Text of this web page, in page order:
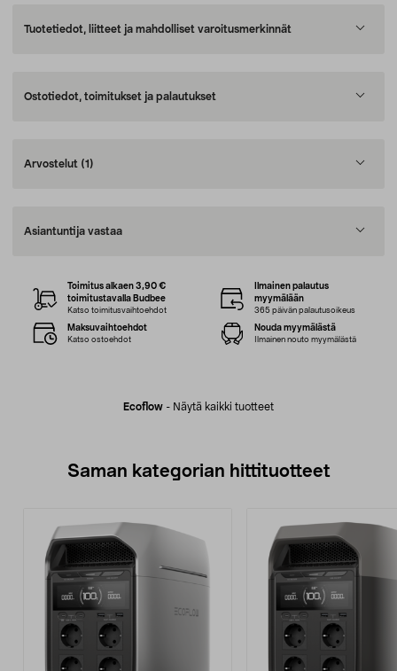
Tuotetiedot, liitteet ja mahdolliset varoitusmerkinnät
Ostotiedot, toimitukset ja palautukset
Arvostelut (1)
Asiantuntija vastaa
Ecoflow - Näytä kaikki tuotteet
Toimitus alkaen 3,90 €
toimitustavalla Budbee
Katso toimitusvaihtoehdot
Ilmainen palautus
myymälään
365 päivän palautusoikeus
Maksuvaihtoehdot
Katso ostoehdot
Nouda myymälästä
Ilmainen nouto myymälästä
Saman kategorian hittituotteet